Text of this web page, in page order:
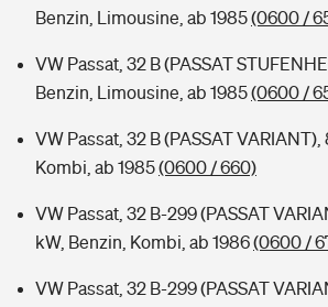
Benzin, Limousine, ab 1985(0600 /
VW Passat, 32 B (PASSAT
Benzin, Limousine, ab 1985(0600 /
VW Passat, 32 B (PASSAT VARIANT),
Kombi, ab 1985(0600 / 660)
VW Passat, 32 B-299 (PASSAT
kW, Benzin, Kombi, ab 1986(0600 /
VW Passat, 32 B-299 (PASSAT